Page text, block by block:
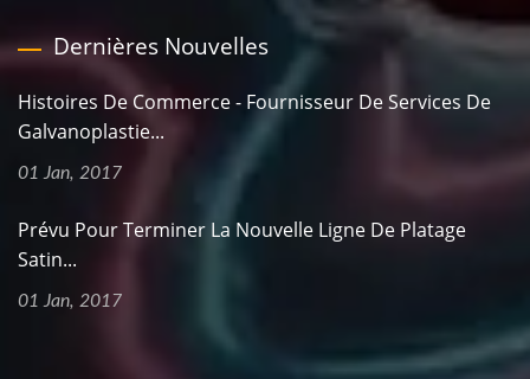
Dernières Nouvelles
Histoires De Commerce - Fournisseur De Services De
Galvanoplastie...
01 Jan, 2017
Prévu Pour Terminer La Nouvelle Ligne De Platage
Satin...
01 Jan, 2017